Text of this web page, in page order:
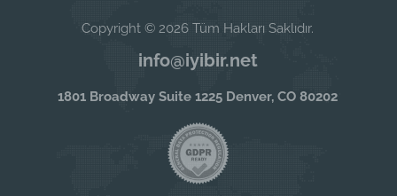
Copyright © 2026 Tüm Hakları Saklıdır.
info@iyibir.net
1801 Broadway Suite 1225 Denver, CO 80202